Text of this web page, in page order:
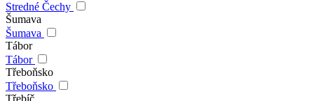
Stredné Čechy
Šumava
Šumava
Tábor
Tábor
Třeboňsko
Třeboňsko